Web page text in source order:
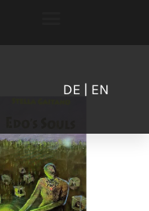
DE | EN